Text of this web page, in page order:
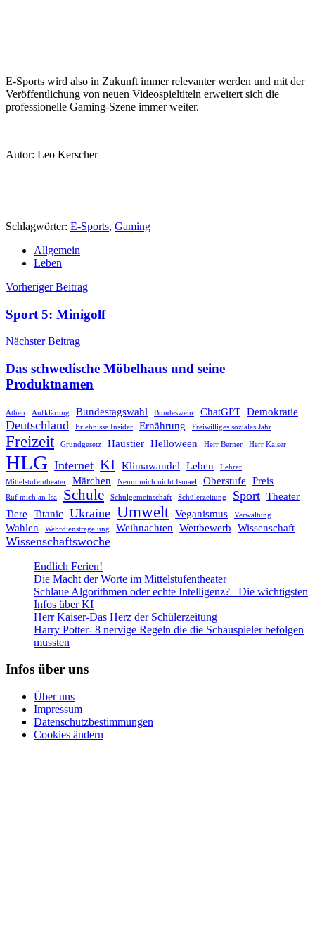
E-Sports wird also in Zukunft immer relevanter werden und mit der
Veröffentlichung von neuen Videospieltiteln erweitert sich die
professionelle Gaming-Szene immer weiter.
Autor: Leo Kerscher
Schlagwörter: E-Sports, Gaming
Allgemein
Leben
Beitragsnavigation
Vorheriger Beitrag
Sport 5: Minigolf
Nächster Beitrag
Das schwedische Möbelhaus und seine
Produktnamen
Athen Aufklärung Bundestagswahl Bundeswehr ChatGPT Demokratie
Deutschland Erlebnisse Insider Ernährung Freiwilliges soziales Jahr
Freizeit Grundgesetz Haustier Helloween Herr Berner Herr Kaiser
HLG Internet KI Klimawandel Leben
Lehrer
Mittelstufentheater
Märchen Nennt mich nicht Ismael Oberstufe Preis
Ruf mich an Isa Schule Schulgemeinschaft Schülerzeitung Sport Theater
Tiere Titanic Ukraine Umwelt Veganismus Verwaltung
Wahlen Wehrdienstregelung Weihnachten Wettbewerb Wissenschaft
Wissenschaftswoche
Endlich Ferien!
Die Macht der Worte im Mittelstufentheater
Schlaue Algorithmen oder echte Intelligenz? –Die wichtigsten
Infos über KI
Herr Kaiser-Das Herz der Schülerzeitung
Harry Potter- 8 nervige Regeln die die Schauspieler befolgen
mussten
Infos über uns
Über uns
Impressum
Datenschutzbestimmungen
Cookies ändern